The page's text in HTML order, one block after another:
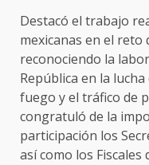
Destacó el trabajo
mexicanas en el
reconociendo la
República en la
fuego y el tráfico de
congratuló de la
participación los
así como los